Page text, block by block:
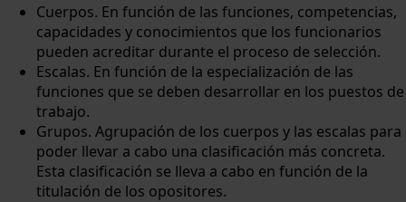
Cuerpos. En función de las funciones, competencias,
capacidades y conocimientos que los funcionarios
pueden acreditar durante el proceso de selección.
Escalas. En función de la especialización de las
funciones que se deben desarrollar en los puestos de
trabajo.
Grupos. Agrupación de los cuerpos y las escalas para
poder llevar a cabo una clasificación más concreta.
Esta clasificación se lleva a cabo en función de la
titulación de los opositores.